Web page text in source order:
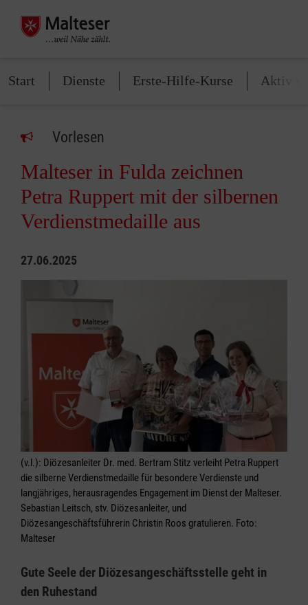
Start Dienste Erste-Hilfe-Kurse Aktiv
Vorlesen
Malteser in Fulda zeichnen
Petra Ruppert mit der silbernen
Verdienstmedaille aus
27.06.2025
(v.l.): Diözesanleiter Dr. med. Bertram Stitz verleiht Petra Ruppert
die silberne Verdienstmedaille für besondere Verdienste und
langjähriges, herausragendes Engagement im Dienst der Malteser.
Sebastian Leitsch, stv. Diözesanleiter, und
Diözesangeschäftsführerin Christin Roos gratulieren. Foto:
Malteser
Gute Seele der Diözesangeschäftsstelle geht in
den Ruhestand